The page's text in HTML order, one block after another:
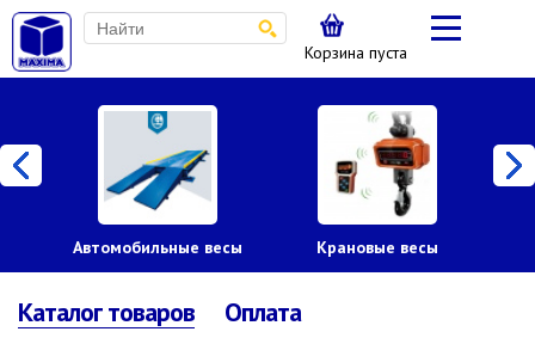
Корзина пуста
Автомобильные весы Крановые весы
Каталог товаров
Оплата